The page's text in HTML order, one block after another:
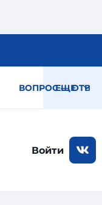
ВОПРОС — ОТВЕТ
ЕЩЕ
Войти